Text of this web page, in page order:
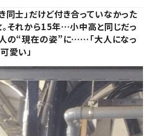
同士」だけど付き合っていなかった
それから15年…小中高と同じだっ
の“現在の姿”に……「大人になっ
愛い」